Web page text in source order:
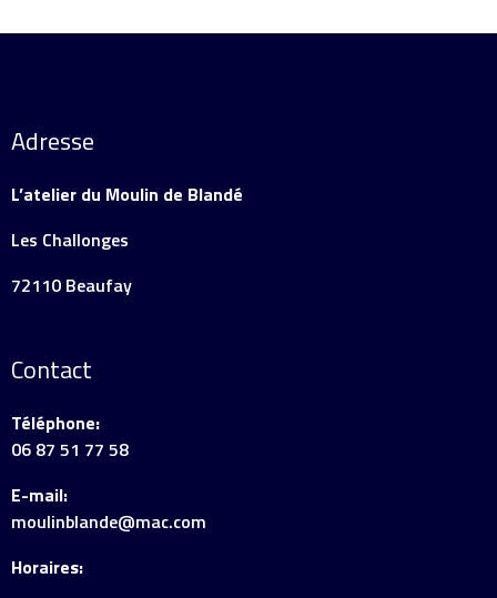
Adresse
L’atelier du Moulin de Blandé
Les Challonges
72110 Beaufay
Contact
Téléphone:
06 87 51 77 58
E-mail:
moulinblande@mac.com
Horaires: